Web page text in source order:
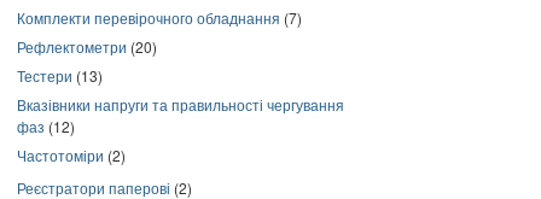
Комплекти перевірочного обладнання (7)
Рефлектометри (20)
Тестери (13)
Вказівники напруги та правильності чергування
фаз (12)
Частотоміри (2)
Реєстратори паперові (2)